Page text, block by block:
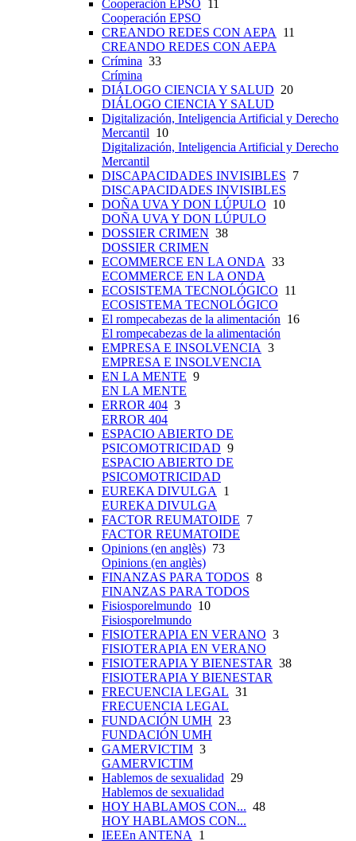
Cooperación EPSO 11
Cooperación EPSO
CREANDO REDES CON AEPA 11
CREANDO REDES CON AEPA
Crímina 33
Crímina
DIÁLOGO CIENCIA Y SALUD 20
DIÁLOGO CIENCIA Y SALUD
Digitalización, Inteligencia Artificial y Derecho
Mercantil 10
Digitalización, Inteligencia Artificial y Derecho
Mercantil
DISCAPACIDADES INVISIBLES 7
DISCAPACIDADES INVISIBLES
DOÑA UVA Y DON LÚPULO 10
DOÑA UVA Y DON LÚPULO
DOSSIER CRIMEN 38
DOSSIER CRIMEN
ECOMMERCE EN LA ONDA 33
ECOMMERCE EN LA ONDA
ECOSISTEMA TECNOLÓGICO 11
ECOSISTEMA TECNOLÓGICO
El rompecabezas de la alimentación 16
El rompecabezas de la alimentación
EMPRESA E INSOLVENCIA 3
EMPRESA E INSOLVENCIA
EN LA MENTE 9
EN LA MENTE
ERROR 404 3
ERROR 404
ESPACIO ABIERTO DE
PSICOMOTRICIDAD 9
ESPACIO ABIERTO DE
PSICOMOTRICIDAD
EUREKA DIVULGA 1
EUREKA DIVULGA
FACTOR REUMATOIDE 7
FACTOR REUMATOIDE
Opinions (en anglès) 73
Opinions (en anglès)
FINANZAS PARA TODOS 8
FINANZAS PARA TODOS
Fisiosporelmundo 10
Fisiosporelmundo
FISIOTERAPIA EN VERANO 3
FISIOTERAPIA EN VERANO
FISIOTERAPIA Y BIENESTAR 38
FISIOTERAPIA Y BIENESTAR
FRECUENCIA LEGAL 31
FRECUENCIA LEGAL
FUNDACIÓN UMH 23
FUNDACIÓN UMH
GAMERVICTIM 3
GAMERVICTIM
Hablemos de sexualidad 29
Hablemos de sexualidad
HOY HABLAMOS CON... 48
HOY HABLAMOS CON...
IEEEn ANTENA 1